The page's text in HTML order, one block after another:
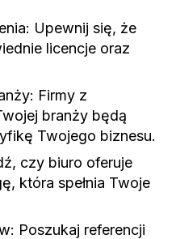
Upewnij się, że
licencje oraz
Firmy z
branży będą
Twojego biznesu.
czy biuro oferuje
która spełnia Twoje
Poszukaj referencji